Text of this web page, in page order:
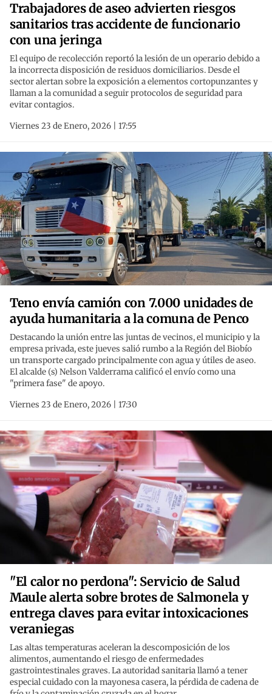
Trabajadores de aseo advierten riesgos
sanitarios tras accidente de funcionario
con una jeringa
El equipo de recolección reportó la lesión de un operario debido a
la incorrecta disposición de residuos domiciliarios. Desde el
sector alertan sobre la exposición a elementos cortopunzantes y
llaman a la comunidad a seguir protocolos de seguridad para
evitar contagios.
Viernes 23 de Enero, 2026 | 17:55
Teno envía camión con 7.000 unidades de
ayuda humanitaria a la comuna de Penco
Destacando la unión entre las juntas de vecinos, el municipio y la
empresa privada, este jueves salió rumbo a la Región del Biobío
un transporte cargado principalmente con agua y útiles de aseo.
El alcalde (s) Nelson Valderrama calificó el envío como una
"primera fase" de apoyo.
Viernes 23 de Enero, 2026 | 17:30
"El calor no perdona": Servicio de Salud
Maule alerta sobre brotes de Salmonela y
entrega claves para evitar intoxicaciones
veraniegas
Las altas temperaturas aceleran la descomposición de los
alimentos, aumentando el riesgo de enfermedades
gastrointestinales graves. La autoridad sanitaria llamó a tener
especial cuidado con la mayonesa casera, la pérdida de cadena de